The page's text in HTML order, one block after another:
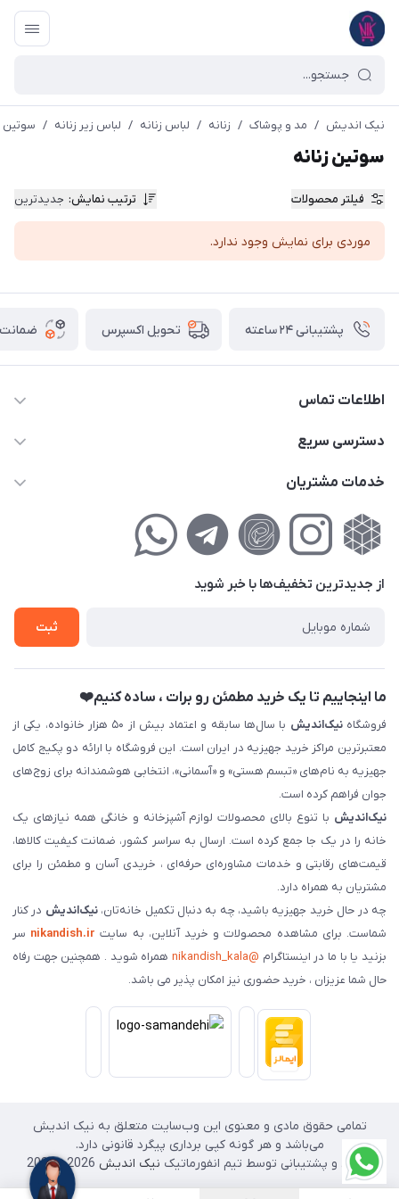
نیک اندیش / مد و پوشاک / زنانه / لباس زنانه / لباس زیر زنانه / سوتین
سوتین زنانه
فیلتر محصولات ترتیب نمایش: جدیدترین
موردی برای نمایش وجود ندارد.
پشتیبانی ۲۴ ساعته تحویل اکسپرس ضمانت
اطلاعات تماس
02177111474
کوچه گلریز 4 غربی ، پلاک 13
دسترسی سریع
حساب کاربری
لیست محصولات
خدمات مشتریان
راهنمای‌خرید‌آنلاین
حریم خصوصی
فروش‌اقساطی
از جدید‌ترین تخفیف‌ها با‌ خبر شوید
ثبت
ما اینجاییم تا یک خرید مطمئن رو برات ، ساده کنیم❤️
فروشگاهنیک‌اندیش
با سال‌ها سابقه و اعتماد بیش از ۵۰ هزار خانواده، یکی از
معتبرترین مراکز خرید جهیزیه در ایران است. این فروشگاه با ارائه دو پکیج کامل
جهیزیه به نام‌های «تبسم هستی» و «آسمانی»، انتخابی هوشمندانه برای زوج‌های
جوان فراهم کرده است.
نیک‌اندیش با تنوع بالای محصولات لوازم آشپزخانه و خانگی همه نیازهای یک
خانه را در یک جا جمع کرده است. ارسال به سراسر کشور، ضمانت کیفیت کالاها،
قیمت‌های رقابتی و خدمات مشاوره‌ای حرفه‌ای ، خریدی آسان و مطمئن را برای
مشتریان به همراه دارد.
چه در حال خرید جهیزیه باشید، چه به دنبال تکمیل خانه‌تان،نیک‌اندیش در کنار
شماست. برای مشاهده محصولات و خرید آنلاین، به سایت nikandish.ir سر
بزنید یا با ما در اینستاگرام @nikandish_kala
همراه شوید . همچنین جهت رفاه
حال شما عزیزان ، خرید حضوری نیز امکان پذیر می باشد.
تمامی حقوق مادی و معنوی این وب‌سایت متعلق به نیک اندیش
می‌باشد و هر گونه کپی برداری پیگرد قانونی دارد.
طراحی و پشتیبانی توسط تیم انفورماتیک نیک اندیش 2026 - 2025